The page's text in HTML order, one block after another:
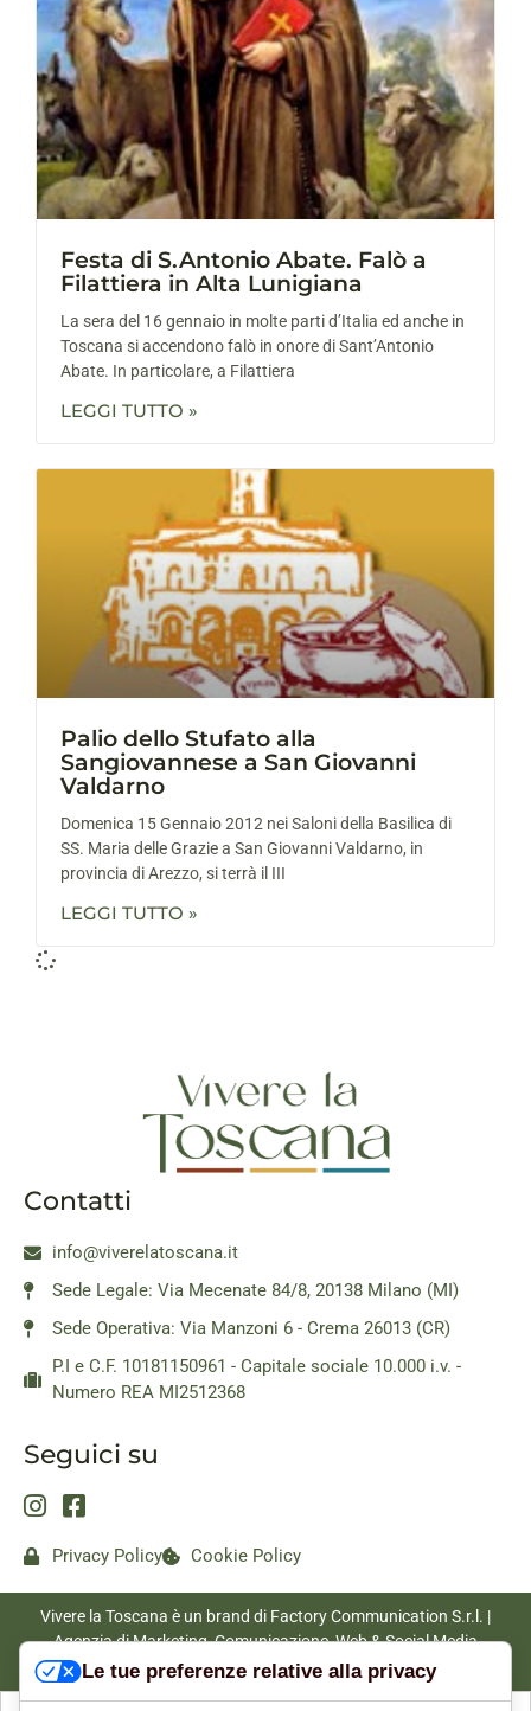
Festa di S.Antonio Abate. Falò a
Filattiera in Alta Lunigiana
La sera del 16 gennaio in molte parti d’Italia ed anche in
Toscana si accendono falò in onore di Sant’Antonio
Abate. In particolare, a Filattiera
LEGGI TUTTO »
Palio dello Stufato alla
Sangiovannese a San Giovanni
Valdarno
Domenica 15 Gennaio 2012 nei Saloni della Basilica di
SS. Maria delle Grazie a San Giovanni Valdarno, in
provincia di Arezzo, si terrà il III
LEGGI TUTTO »
Contatti
info@viverelatoscana.it
Sede Legale: Via Mecenate 84/8, 20138 Milano (MI)
Sede Operativa: Via Manzoni 6 - Crema 26013 (CR)
P.I e C.F. 10181150961 - Capitale sociale 10.000 i.v. -
Numero REA MI2512368
Seguici su
Privacy Policy Cookie Policy
Vivere la Toscana è un brand di Factory Communication S.r.l. |
Agenzia di Marketing, Comunicazione, Web & Social Media
|www.factorycommunication.it
Le tue preferenze relative alla privacy